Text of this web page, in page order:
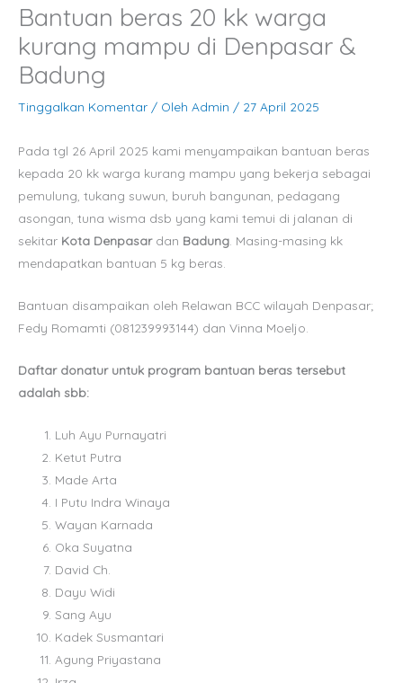
Bantuan beras 20 kk warga
kurang mampu di Denpasar &
Badung
Tinggalkan Komentar / Oleh Admin / 27 April 2025
Pada tgl 26 April 2025 kami menyampaikan bantuan beras
kepada 20 kk warga kurang mampu yang bekerja sebagai
pemulung, tukang suwun, buruh bangunan, pedagang
asongan, tuna wisma dsb yang kami temui di jalanan di
sekitar Kota Denpasardan Badung . Masing-masing kk
mendapatkan bantuan 5 kg beras.
Bantuan disampaikan oleh Relawan BCC wilayah Denpasar;
Fedy Romamti (081239993144) dan Vinna Moeljo.
Daftar donatur untuk program bantuan beras tersebut
adalah sbb:
Luh Ayu Purnayatri
Ketut Putra
Made Arta
I Putu Indra Winaya
Wayan Karnada
Oka Suyatna
David Ch.
Dayu Widi
Sang Ayu
Kadek Susmantari
Agung Priyastana